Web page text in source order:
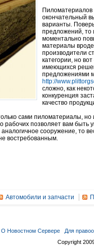
Пиломатериалов
окончательный
варианты.
предложений, то
моментально
материалы
производители
категории, но
имеющихся
предложениями
http://
сложно, как
конкуренция
качество
сами пиломатериалы, но
рабочих позволяет вам быть
сооружение, то
востребованным.
Автомобили и запчасти
О Новостном Сервере Для
Copyright